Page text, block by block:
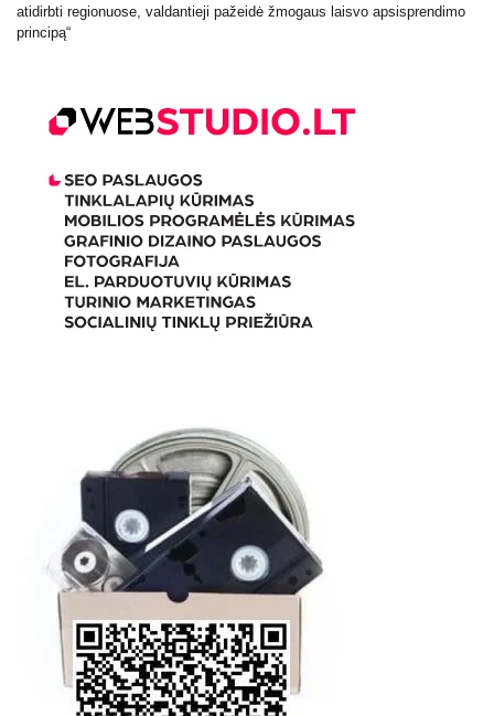
atidirbti regionuose, valdantieji pažeidė žmogaus laisvo apsisprendimo
principą“